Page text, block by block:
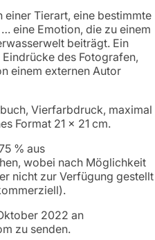
einer Tierart, eine bestimmte
eine Emotion, die zu einem
beiträgt. Ein
des Fotografen,
einem externen Autor
Vierfarbdruck, maximal
Format 21 x 21 cm.
% aus
wobei nach Möglichkeit
nicht zur Verfügung gestellt
2022 an
zu senden.